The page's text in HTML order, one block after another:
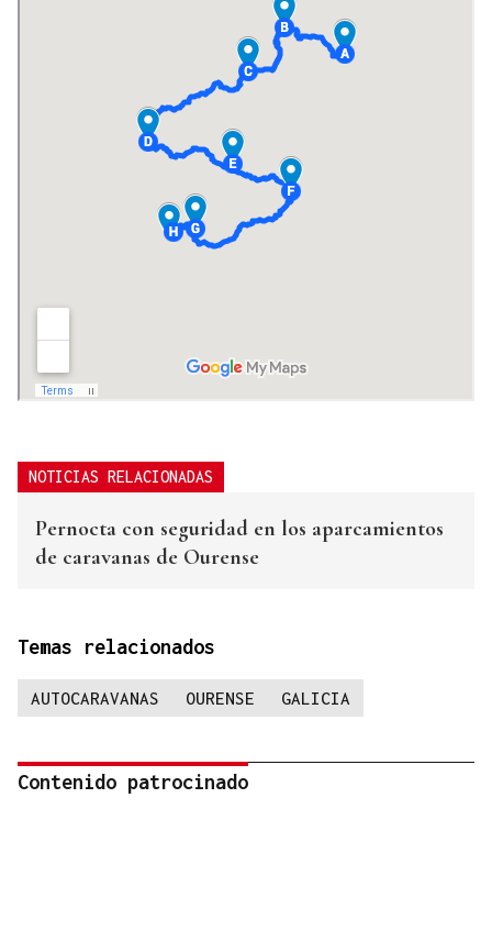
NOTICIAS RELACIONADAS
Pernocta con seguridad en los aparcamientos
de caravanas de Ourense
Temas relacionados
AUTOCARAVANAS OURENSE GALICIA
Contenido patrocinado